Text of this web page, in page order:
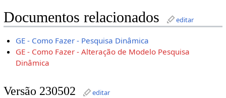
Documentos relacionados editar
GE - Como Fazer - Pesquisa Dinâmica
GE - Como Fazer - Alteração de Modelo Pesquisa
Dinâmica
Versão 230502 editar